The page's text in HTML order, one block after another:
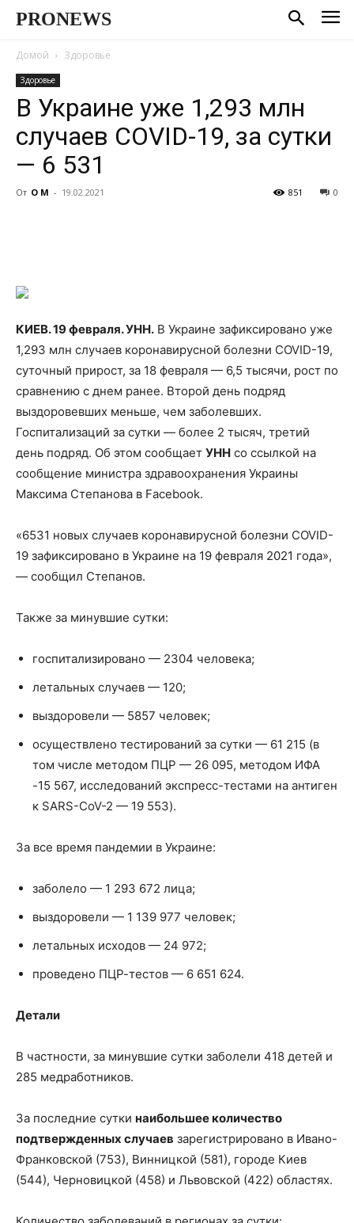
PRONEWS
Домой Здоровье
Здоровье
В Украине уже 1,293 млн
случаев COVID-19, за сутки
— 6 531
От О М - 19.02.2021 0
851
КИЕВ. 19 февраля. УНН. В Украине зафиксировано уже
1,293 млн случаев коронавирусной болезни COVID-19,
суточный прирост, за 18 февраля — 6,5 тысячи, рост по
сравнению с днем ранее. Второй день подряд
выздоровевших меньше, чем заболевших.
Госпитализаций за сутки — более 2 тысяч, третий
день подряд. Об этом сообщает УНН со ссылкой на
сообщение министра здравоохранения Украины
Максима Степанова в Facebook.
«6531 новых случаев коронавирусной болезни COVID-
19 зафиксировано в Украине на 19 февраля 2021 года»,
— сообщил Степанов.
Также за минувшие сутки:
госпитализировано — 2304 человека;
летальных случаев — 120;
выздоровели — 5857 человек;
осуществлено тестирований за сутки — 61 215 (в
том числе методом ПЦР — 26 095, методом ИФА
-15 567, исследований экспресс-тестами на антиген
к SARS-CoV-2 — 19 553).
За все время пандемии в Украине:
заболело — 1 293 672 лица;
выздоровели — 1 139 977 человек;
летальных исходов — 24 972;
проведено ПЦР-тестов — 6 651 624.
Детали
В частности, за минувшие сутки заболели 418 детей и
285 медработников.
За последние сутки наибольшее количество
подтвержденных случаев зарегистрировано в Ивано-
Франковской (753), Винницкой (581), городе Киев
(544), Черновицкой (458) и Львовской (422) областях.